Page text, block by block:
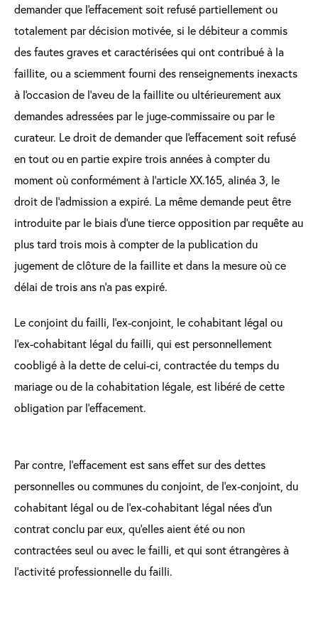
demander que l'effacement soit refusé partiellement ou
totalement par décision motivée, si le débiteur a commis
des fautes graves et caractérisées qui ont contribué à la
faillite, ou a sciemment fourni des renseignements inexacts
à l'occasion de l'aveu de la faillite ou ultérieurement aux
demandes adressées par le juge-commissaire ou par le
curateur. Le droit de demander que l'effacement soit refusé
en tout ou en partie expire trois années à compter du
moment où conformément à l'article XX.165, alinéa 3, le
droit de l'admission a expiré. La même demande peut être
introduite par le biais d'une tierce opposition par requête au
plus tard trois mois à compter de la publication du
jugement de clôture de la faillite et dans la mesure où ce
délai de trois ans n'a pas expiré.
Le conjoint du failli, l’ex-conjoint, le cohabitant légal ou
l’ex-cohabitant légal du failli, qui est personnellement
coobligé à la dette de celui-ci, contractée du temps du
mariage ou de la cohabitation légale, est libéré de cette
obligation par l’effacement.
Par contre, l’effacement est sans effet sur des dettes
personnelles ou communes du conjoint, de l’ex-conjoint, du
cohabitant légal ou de l’ex-cohabitant légal nées d’un
contrat conclu par eux, qu’elles aient été ou non
contractées seul ou avec le failli, et qui sont étrangères à
l’activité professionnelle du failli.